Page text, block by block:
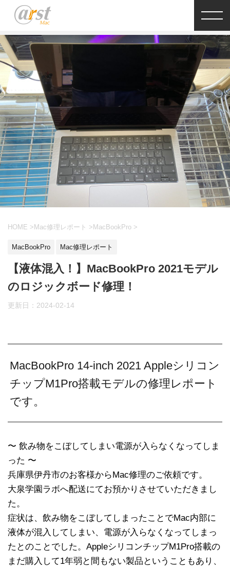
HOME > Mac修理レポート > MacBookPro >
MacBookPro Mac修理レポート
【液体混入！】MacBookPro 2021モデル
のロジックボード修理！
更新日： 2024-02-14
MacBookPro 14-inch 2021‎ Appleシリコン
チップM1Pro搭載モデルの修理レポート
です。
〜 飲み物をこぼしてしまい電源が入らなくなってしま
った 〜
兵庫県伊丹市のお客様からMac修理のご依頼です。
大泉学園ラボへ配送にてお預かりさせていただきまし
た。
症状は、飲み物をこぼしてしまったことでMac内部に
液体が混入してしまい、電源が入らなくなってしまっ
たとのことでした。AppleシリコンチップM1Pro搭載の
まだ購入して1年弱と間もない製品ということもあり、